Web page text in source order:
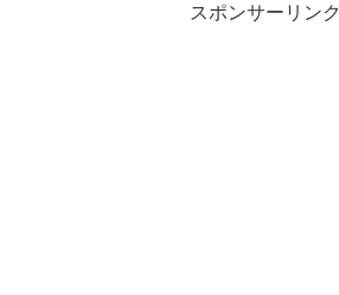
スポンサーリンク